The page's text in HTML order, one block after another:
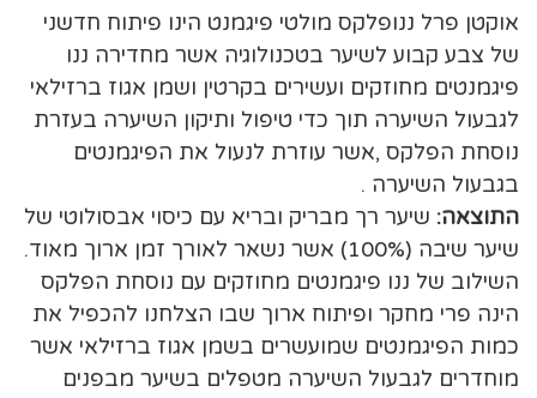
אוקטן פרל ננופלקס מולטי פיגמנט הינו פיתוח חדשני
של צבע קבוע לשיער בטכנולוגיה אשר מחדירה ננו
פיגמנטים מחוזקים ועשירים בקרטין ושמן אגוז ברזילאי
לגבעול השיערה תוך כדי טיפול ותיקון השיערה בעזרת
נוסחת הפלקס ,אשר עוזרת לנעול את הפיגמנטים
בגבעול השיערה .
התוצאה: שיער רך מבריק ובריא עם כיסוי אבסולוטי של
שיער שיבה (100%) אשר נשאר לאורך זמן ארוך מאוד.
השילוב של ננו פיגמנטים מחוזקים עם נוסחת הפלקס
הינה פרי מחקר ופיתוח ארוך שבו הצלחנו להכפיל את
כמות הפיגמנטים שמועשרים בשמן אגוז ברזילאי אשר
מוחדרים לגבעול השיערה מטפלים בשיער מבפנים